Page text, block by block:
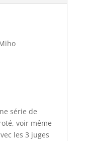
série de
voir même
les 3 juges